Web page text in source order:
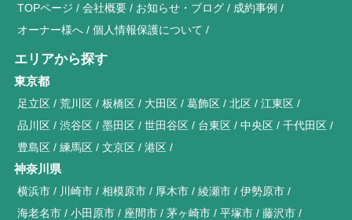
TOPページ 会社概要 お知らせ・ブログ
成約事例
オーナー様へ
個人情報保護について
エリアから探す
東京都
足立区 荒川区 板橋区 大田区 葛飾区 北区
江東区
品川区
渋谷区 墨田区 世田谷区 台東区 中央区
千代田区
豊島区
練馬区 文京区 港区
神奈川県
横浜市 川崎市 相模原市 厚木市 綾瀬市
伊勢原市
海老名市
小田原市 座間市 茅ヶ崎市 平塚市
藤沢市